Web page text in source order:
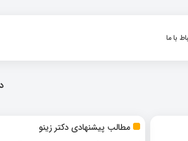
با ما
مطالب پیشنهادی دکتر زینو